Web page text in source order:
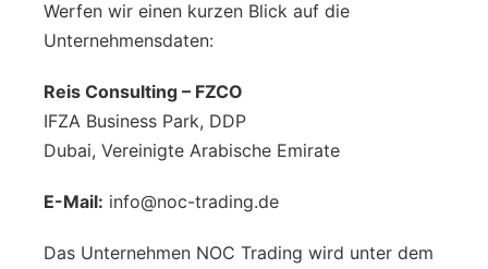
Werfen wir einen kurzen Blick auf die
Unternehmensdaten:
Reis Consulting – FZCO
IFZA Business Park, DDP
Dubai, Vereinigte Arabische Emirate
E-Mail: info@noc-trading.de
Das Unternehmen NOC Trading wird unter dem